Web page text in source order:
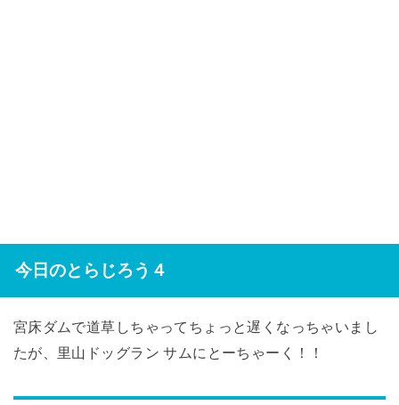
今日のとらじろう４
宮床ダムで道草しちゃってちょっと遅くなっちゃいまし
たが、里山ドッグラン サムにとーちゃーく！！